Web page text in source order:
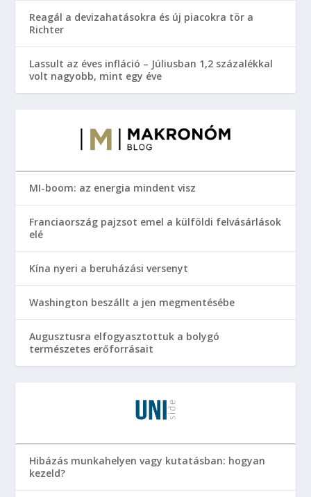
Reagál a devizahatásokra és új piacokra tör a
Richter
Lassult az éves infláció – Júliusban 1,2 százalékkal
volt nagyobb, mint egy éve
MI-boom: az energia mindent visz
Franciaország pajzsot emel a külföldi felvásárlások
elé
Kína nyeri a beruházási versenyt
Washington beszállt a jen megmentésébe
Augusztusra elfogyasztottuk a bolygó
természetes erőforrásait
Hibázás munkahelyen vagy kutatásban: hogyan
kezeld?